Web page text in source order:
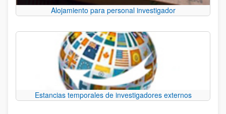
Alojamiento para personal investigador
Estancias temporales de investigadores externos